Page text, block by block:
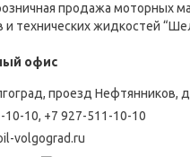
продажа моторных
и технических жидкостей
офис
проезд Нефтянников,
10-10, +7 927-511-10-10
volgograd.ru